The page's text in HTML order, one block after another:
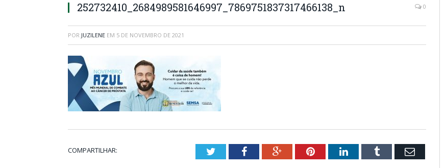
252732410_2684989581646997_7869751837317466138_n 0
POR JUZILENE EM 5 DE NOVEMBRO DE 2021
COMPARTILHAR: TwitterFacebookGoogle+PinterestLinkedInTumblr Email